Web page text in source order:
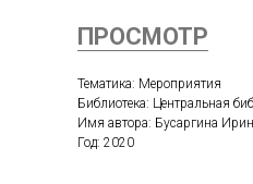
ПРОСМОТР
Тематика: Мероприятия
Библиотека: Центральная
Имя автора: Бусаргина
Год: 2020